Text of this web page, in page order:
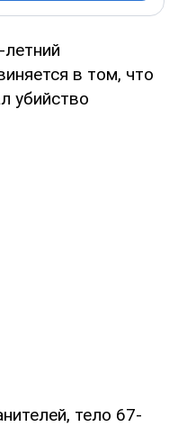
в том, что
убийство
тело 67-